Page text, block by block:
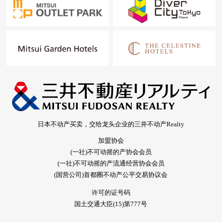
日本不动产买卖，交给龙头企业的三井不动产Realty
加盟协会
(一社)不可动摇的产协会会员
(一社)不可动摇的产流通经营协会会员
(国营公司)首都圈不动产公平交易协议会
许可的证号码
国土交通大臣(15)第777号